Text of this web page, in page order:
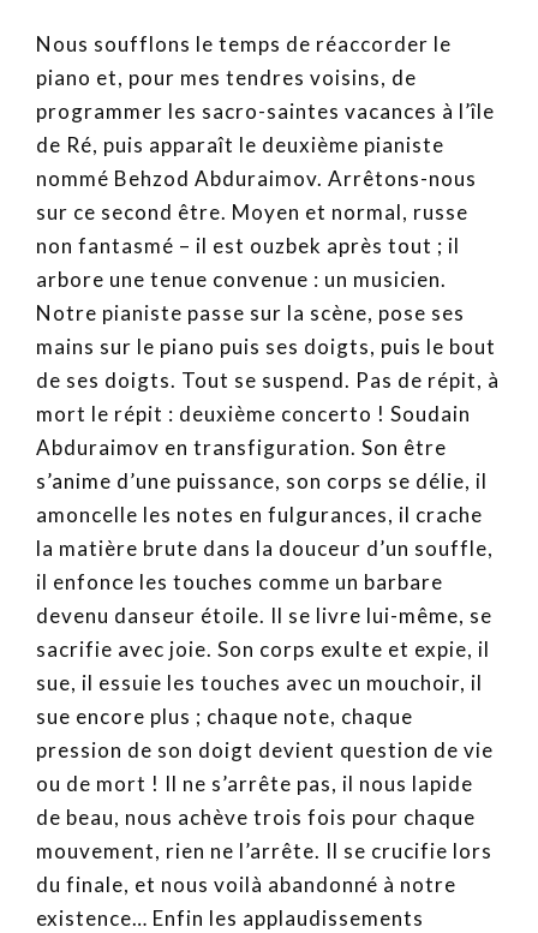
Nous soufflons le temps de réaccorder le
piano et, pour mes tendres voisins, de
programmer les sacro-saintes vacances à l’île
de Ré, puis apparaît le deuxième pianiste
nommé Behzod Abduraimov. Arrêtons-nous
sur ce second être. Moyen et normal, russe
non fantasmé – il est ouzbek après tout ; il
arbore une tenue convenue : un musicien.
Notre pianiste passe sur la scène, pose ses
mains sur le piano puis ses doigts, puis le bout
de ses doigts. Tout se suspend. Pas de répit, à
mort le répit : deuxième concerto ! Soudain
Abduraimov en transfiguration. Son être
s’anime d’une puissance, son corps se délie, il
amoncelle les notes en fulgurances, il crache
la matière brute dans la douceur d’un souffle,
il enfonce les touches comme un barbare
devenu danseur étoile. Il se livre lui-même, se
sacrifie avec joie. Son corps exulte et expie, il
sue, il essuie les touches avec un mouchoir, il
sue encore plus ; chaque note, chaque
pression de son doigt devient question de vie
ou de mort ! Il ne s’arrête pas, il nous lapide
de beau, nous achève trois fois pour chaque
mouvement, rien ne l’arrête. Il se crucifie lors
du finale, et nous voilà abandonné à notre
existence… Enfin les applaudissements